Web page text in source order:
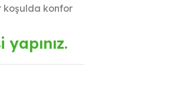
koşulda konfor